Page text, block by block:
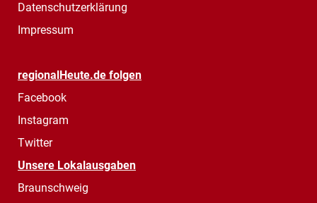
Datenschutzerklärung
Impressum
regionalHeute.de folgen
Facebook
Instagram
Twitter
Unsere Lokalausgaben
Braunschweig